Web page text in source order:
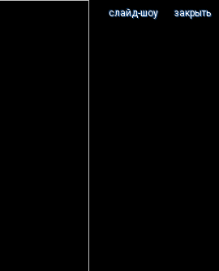
закрыть
cлайд-шоу